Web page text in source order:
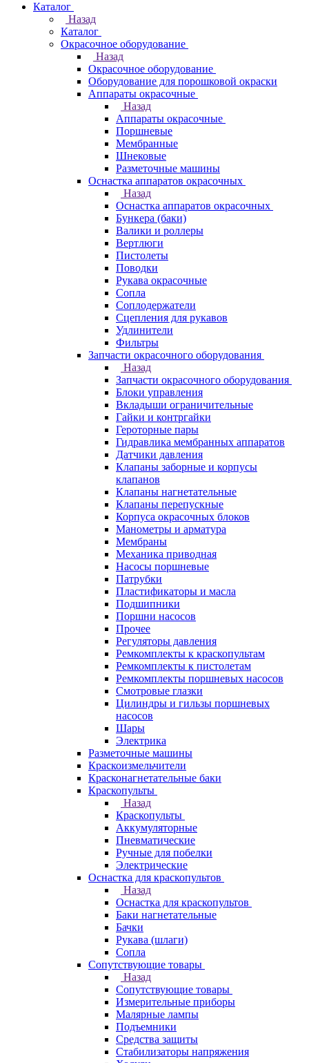
Каталог
Назад
Каталог
Окрасочное оборудование
Назад
Окрасочное оборудование
Оборудование для порошковой окраски
Аппараты окрасочные
Назад
Аппараты окрасочные
Поршневые
Мембранные
Шнековые
Разметочные машины
Оснастка аппаратов окрасочных
Назад
Оснастка аппаратов окрасочных
Бункера (баки)
Валики и роллеры
Вертлюги
Пистолеты
Поводки
Рукава окрасочные
Сопла
Соплодержатели
Сцепления для рукавов
Удлинители
Фильтры
Запчасти окрасочного оборудования
Назад
Запчасти окрасочного оборудования
Блоки управления
Вкладыши ограничительные
Гайки и контргайки
Героторные пары
Гидравлика мембранных аппаратов
Датчики давления
Клапаны заборные и корпусы
клапанов
Клапаны нагнетательные
Клапаны перепускные
Корпуса окрасочных блоков
Манометры и арматура
Мембраны
Механика приводная
Насосы поршневые
Патрубки
Пластификаторы и масла
Подшипники
Поршни насосов
Прочее
Регуляторы давления
Ремкомплекты к краскопультам
Ремкомплекты к пистолетам
Ремкомплекты поршневых насосов
Смотровые глазки
Цилиндры и гильзы поршневых
насосов
Шары
Электрика
Разметочные машины
Краскоизмельчители
Красконагнетательные баки
Краскопульты
Назад
Краскопульты
Аккумуляторные
Пневматические
Ручные для побелки
Электрические
Оснастка для краскопультов
Назад
Оснастка для краскопультов
Баки нагнетательные
Бачки
Рукава (шлаги)
Сопла
Сопутствующие товары
Назад
Сопутствующие товары
Измерительные приборы
Малярные лампы
Подъемники
Средства защиты
Стабилизаторы напряжения